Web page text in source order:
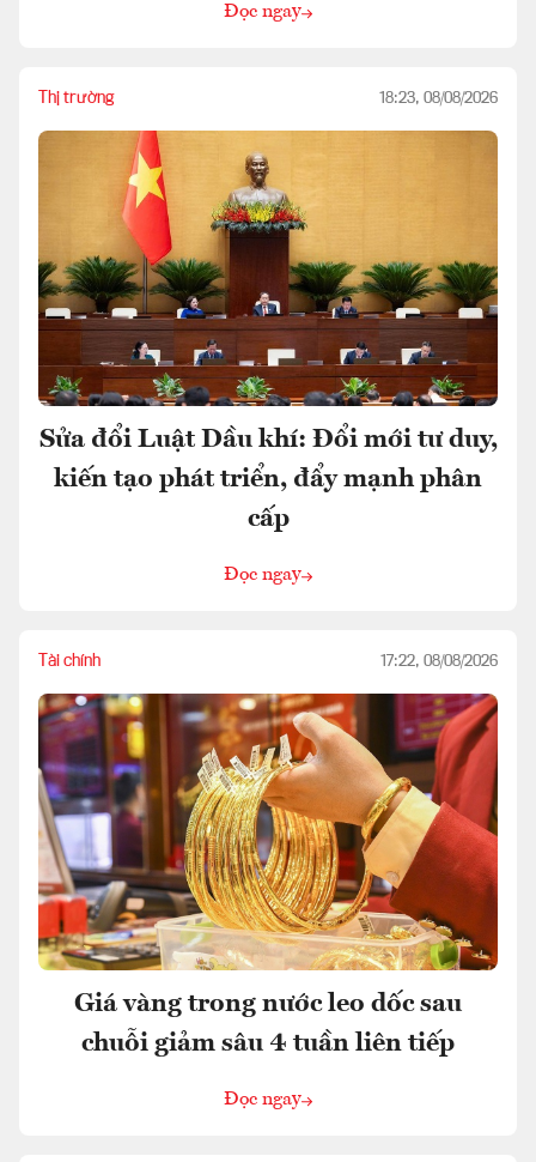
Đọc ngay
Thị trường 18:23, 08/08/2026
Sửa đổi Luật Dầu khí: Đổi mới tư duy,
kiến tạo phát triển, đẩy mạnh phân
cấp
Đọc ngay
Tài chính 17:22, 08/08/2026
Giá vàng trong nước leo dốc sau
chuỗi giảm sâu 4 tuần liên tiếp
Đọc ngay